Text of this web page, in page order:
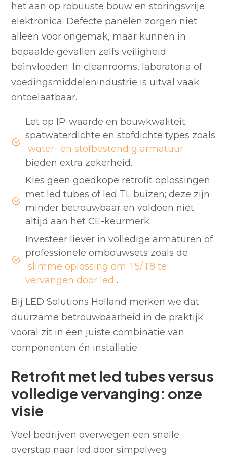
het aan op robuuste bouw en storingsvrije
elektronica. Defecte panelen zorgen niet
alleen voor ongemak, maar kunnen in
bepaalde gevallen zelfs veiligheid
beïnvloeden. In cleanrooms, laboratoria of
voedingsmiddelenindustrie is uitval vaak
ontoelaatbaar.
Let op IP-waarde en bouwkwaliteit:
spatwaterdichte en stofdichte types zoals
water- en stofbestendig armatuur
bieden extra zekerheid.
Kies geen goedkope retrofit oplossingen
met led tubes of led TL buizen; deze zijn
minder betrouwbaar en voldoen niet
altijd aan het CE-keurmerk.
Investeer liever in volledige armaturen of
professionele ombouwsets zoals de
slimme oplossing om T5/T8 te
vervangen door led .
Bij LED Solutions Holland merken we dat
duurzame betrouwbaarheid in de praktijk
vooral zit in een juiste combinatie van
componenten én installatie.
Retrofit met led tubes versus
volledige vervanging: onze
visie
Veel bedrijven overwegen een snelle
overstap naar led door simpelweg